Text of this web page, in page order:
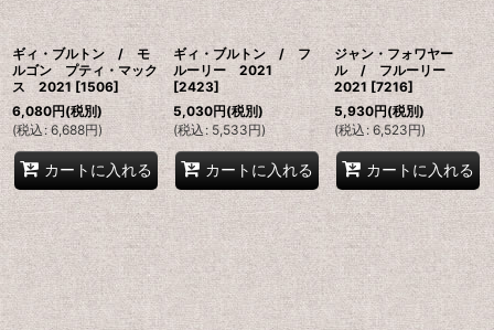
ギィ・ブルトン / モ
ルゴン プティ・マック
ス 2021 [1506]
6,080円(税別)
(税込: 6,688円)
カートに入れる
ギィ・ブルトン / フ
ルーリー 2021
[2423]
5,030円(税別)
(税込: 5,533円)
カートに入れる
ジャン・フォワヤー
ル / フルーリー
2021 [7216]
5,930円(税別)
(税込 : 6,523円)
カートに入れる